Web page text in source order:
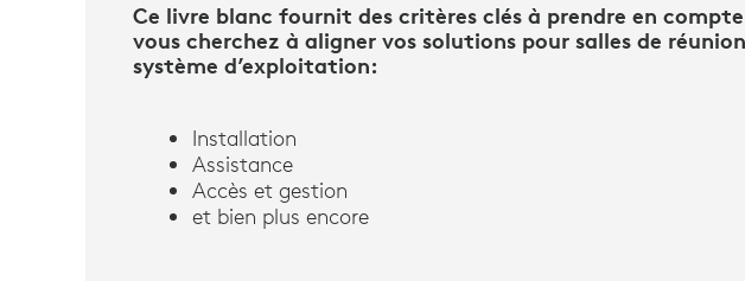
Ce livre blanc fournit des critères clés à prendre en
vous cherchez à aligner vos solutions pour salles de
système d’exploitation:
Installation
Assistance
Accès et gestion
et bien plus encore